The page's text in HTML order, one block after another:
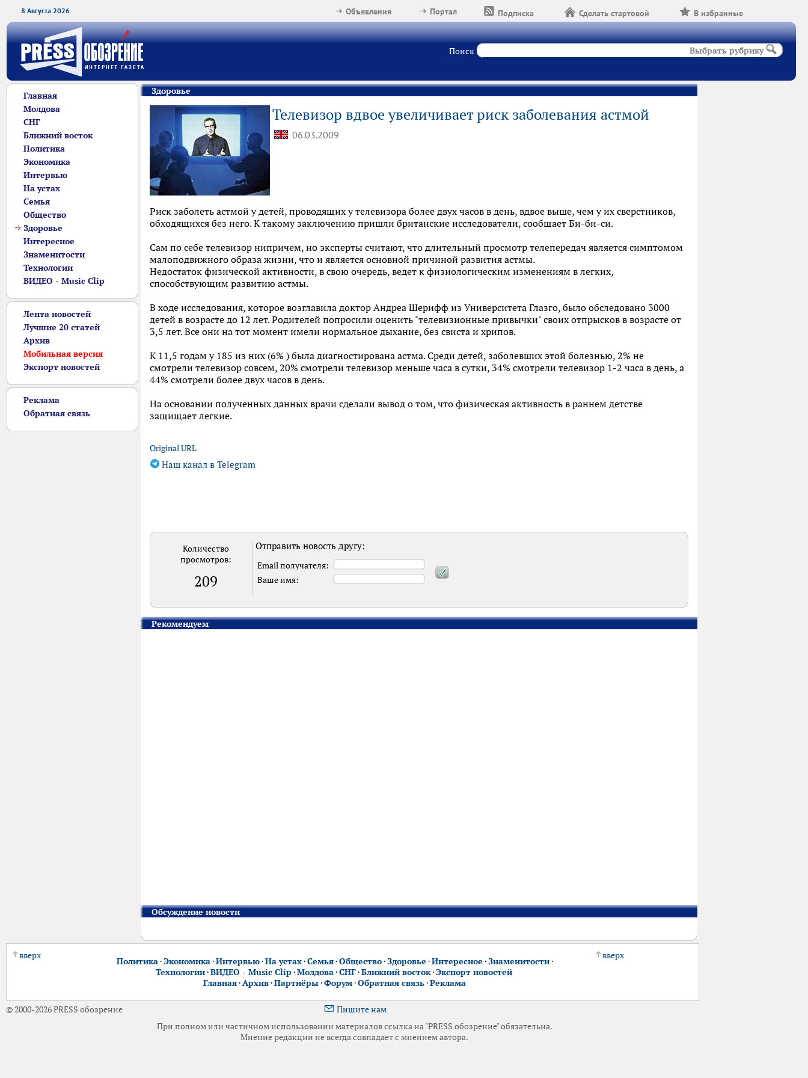
8 Августа 2026 В избранные
Сделать стартовой
Подписка
Портал
Объявления
Поиск Выбрать рубрику
Главная
Молдова
СНГ
Ближний восток
Политика
Экономика
Интервью
На устах
Семья
Общество
Здоровье
Интересное
Знаменитости
Технологии
ВИДЕО - Music Clip
Лента новостей
Лучшие 20 статей
Архив
Мобильная версия
Экспорт новостей
Реклама
Обратная связь
Здоровье
Телевизор вдвое увеличивает риск заболевания астмой
06.03.2009
Риск заболеть астмой у детей, проводящих у телевизора более двух часов в день, вдвое выше, чем у их сверстников,
обходящихся без него. К такому заключению пришли британские исследователи, сообщает Би-би-си.
Сам по себе телевизор нипричем, но эксперты считают, что длительный просмотр телепередач является симптомом
малоподвижного образа жизни, что и является основной причиной развития астмы.
Недостаток физической активности, в свою очередь, ведет к физиологическим изменениям в легких,
способствующим развитию астмы.
В ходе исследования, которое возглавила доктор Андреа Шерифф из Университета Глазго, было обследовано 3000
детей в возрасте до 12 лет. Родителей попросили оценить "телевизионные привычки" своих отпрысков в возрасте от
3,5 лет. Все они на тот момент имели нормальное дыхание, без свиста и хрипов.
К 11,5 годам у 185 из них (6% ) была диагностирована астма. Среди детей, заболевших этой болезнью, 2% не
смотрели телевизор совсем, 20% смотрели телевизор меньше часа в сутки, 34% смотрели телевизор 1-2 часа в день, а
44% смотрели более двух часов в день.
На основании полученных данных врачи сделали вывод о том, что физическая активность в раннем детстве
защищает легкие.
Original URL
Наш канал в Telegram
Количество
просмотров:
209
Отправить новость другу:
Email получателя:
Ваше имя:
Рекомендуем
Обсуждение новости
вверх
Политика·Экономика·Интервью·На устах·Семья·Общество·Здоровье ·Интересное ·Знаменитости·
Технологии·ВИДЕО - Music Clip ·Молдова·СНГ·Ближний восток·Экспорт новостей
Главная·Архив·Партнёры·Форум·Обратная связь·Реклама
вверх
© 2000-2026 PRESS обозрение
Пишите нам
При полном или частичном использовании материалов ссылка на "PRESS обозрение" обязательна.
Мнение редакции не всегда совпадает с мнением автора.